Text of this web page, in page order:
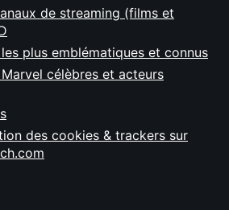
de streaming (films et
plus emblématiques et connus
célèbres et acteurs
des cookies & trackers sur